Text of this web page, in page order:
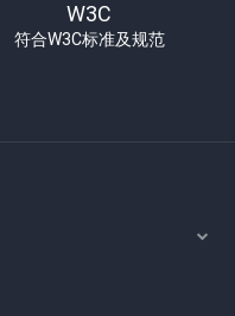
W3C
符合W3C标准及规范